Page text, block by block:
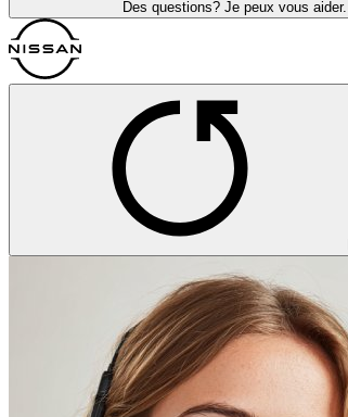
Des questions? Je peux vous aider.